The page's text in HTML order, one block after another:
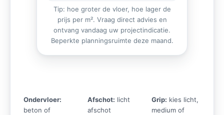
Tip: hoe groter de vloer, hoe lager de
prijs per m². Vraag direct advies en
ontvang vandaag uw projectindicatie.
Beperkte planningsruimte deze maand.
Ondervloer:
beton of
Afschot: licht
afschot
Grip: kies licht,
medium of